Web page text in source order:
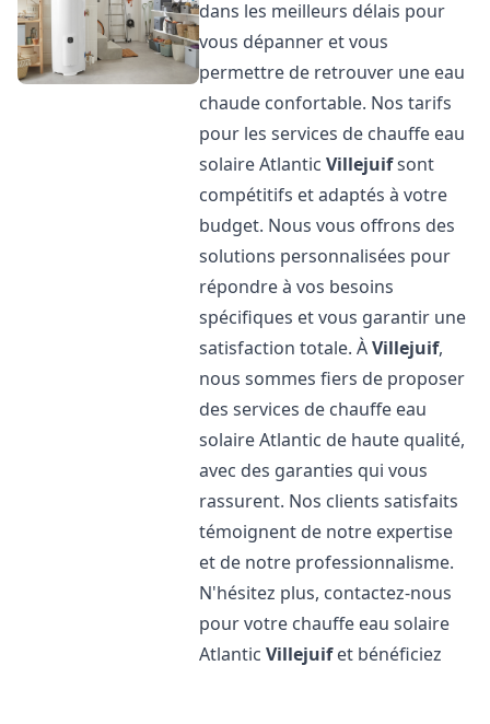
dans les meilleurs délais pour
vous dépanner et vous
permettre de retrouver une eau
chaude confortable. Nos tarifs
pour les services de chauffe eau
solaire AtlanticVillejuifsont
compétitifs et adaptés à votre
budget. Nous vous offrons des
solutions personnalisées pour
répondre à vos besoins
spécifiques et vous garantir une
satisfaction totale. ÀVillejuif,
nous sommes fiers de proposer
des services de chauffe eau
solaire Atlantic de haute qualité,
avec des garanties qui vous
rassurent. Nos clients satisfaits
témoignent de notre expertise
et de notre professionnalisme.
N'hésitez plus, contactez-nous
pour votre chauffe eau solaire
AtlanticVillejuifet bénéficiez